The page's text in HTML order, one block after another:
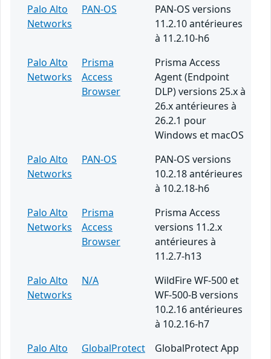
Palo Alto
Networks
PAN-OS
PAN-OS versions
11.2.10 antérieures
à 11.2.10-h6
Palo Alto
Networks
Prisma
Access
Browser
Prisma Access
Agent (Endpoint
DLP) versions 25.x à
26.x antérieures à
26.2.1 pour
Windows et macOS
Palo Alto
Networks
PAN-OS
PAN-OS versions
10.2.18 antérieures
à 10.2.18-h6
Palo Alto
Networks
Prisma
Access
Browser
Prisma Access
versions 11.2.x
antérieures à
11.2.7-h13
Palo Alto
Networks
N/A
WildFire WF-500 et
WF-500-B versions
10.2.16 antérieures
à 10.2.16-h7
Palo Alto
GlobalProtect
GlobalProtect App